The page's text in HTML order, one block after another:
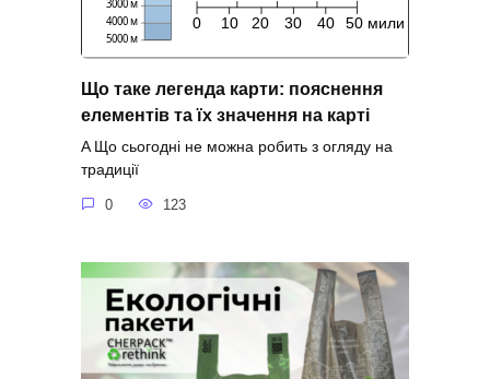
Що таке легенда карти: пояснення
елементів та їх значення на карті
A Що сьогодні не можна робить з огляду на
традиції
0 123